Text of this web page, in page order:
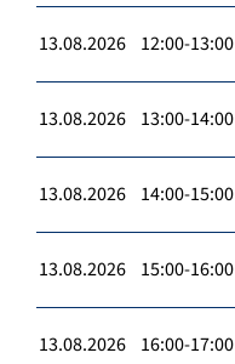
13.08.2026 12:00-13:00
13.08.2026 13:00-14:00
13.08.2026 14:00-15:00
13.08.2026 15:00-16:00
13.08.2026 16:00-17:00